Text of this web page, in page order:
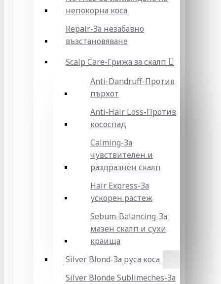
непокорна коса
Repair-За незабавно
възстановяване
Scalp Care-Грижа за скалп
Anti-Dandruff-Против
пърхот
Anti-Hair Loss-Против
кососпад
Calming-За
чувствителен и
раздразнен скалп
Hair Express-За
ускорен растеж
Sebum-Balancing-За
мазен скалп и сухи
краища
Silver Blond-За руса коса
Silver Blonde Sublіmeches-За